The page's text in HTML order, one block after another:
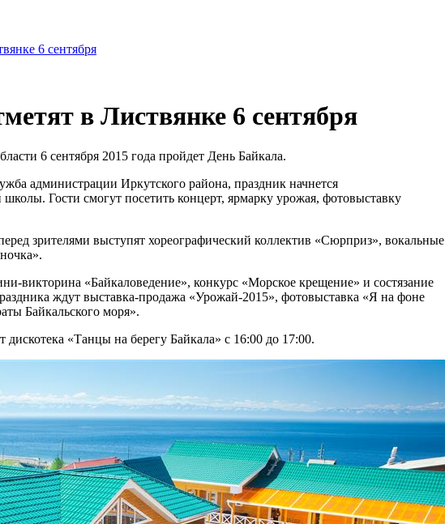
6 сентября
в Листвянке 6 сентября
6 сентября 2015 года пройдет День Байкала.
администрации Иркутского района, праздник начнется
Гости смогут посетить концерт, ярмарку урожая, фотовыставку
зрителями выступят хореографический коллектив «Сюрприз», вокальные
викторина «Байкаловедение», конкурс «Морское крещение» и состязание
ждут выставка-продажа «Урожай-2015», фотовыставка «Я на фоне
Байкальского моря».
«Танцы на берегу Байкала» с 16:00 до 17:00.